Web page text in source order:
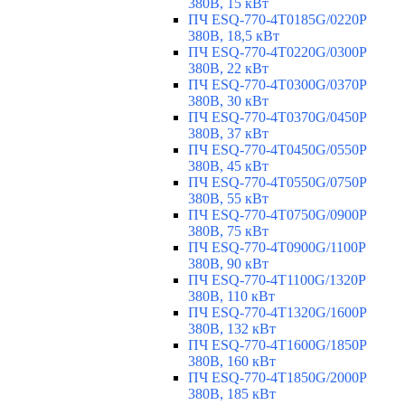
380В, 15 кВт
ПЧ ESQ-770-4T0185G/0220P
380В, 18,5 кВт
ПЧ ESQ-770-4T0220G/0300P
380В, 22 кВт
ПЧ ESQ-770-4T0300G/0370P
380В, 30 кВт
ПЧ ESQ-770-4T0370G/0450P
380В, 37 кВт
ПЧ ESQ-770-4T0450G/0550P
380В, 45 кВт
ПЧ ESQ-770-4T0550G/0750P
380В, 55 кВт
ПЧ ESQ-770-4T0750G/0900P
380В, 75 кВт
ПЧ ESQ-770-4T0900G/1100P
380В, 90 кВт
ПЧ ESQ-770-4T1100G/1320P
380В, 110 кВт
ПЧ ESQ-770-4T1320G/1600P
380В, 132 кВт
ПЧ ESQ-770-4T1600G/1850P
380В, 160 кВт
ПЧ ESQ-770-4T1850G/2000P
380В, 185 кВт